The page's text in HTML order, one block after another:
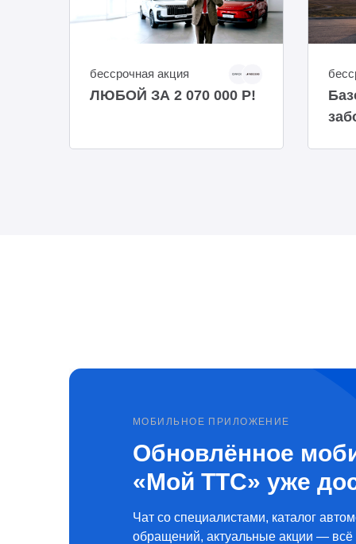
бессрочная акция
ЛЮБОЙ ЗА 2 070 000 Р!
МОБИЛЬНОЕ ПРИЛОЖЕНИЕ
Обновлённое
«Мой ТТС» уже
Чат со специалистами, каталог
обращений, актуальные акции —